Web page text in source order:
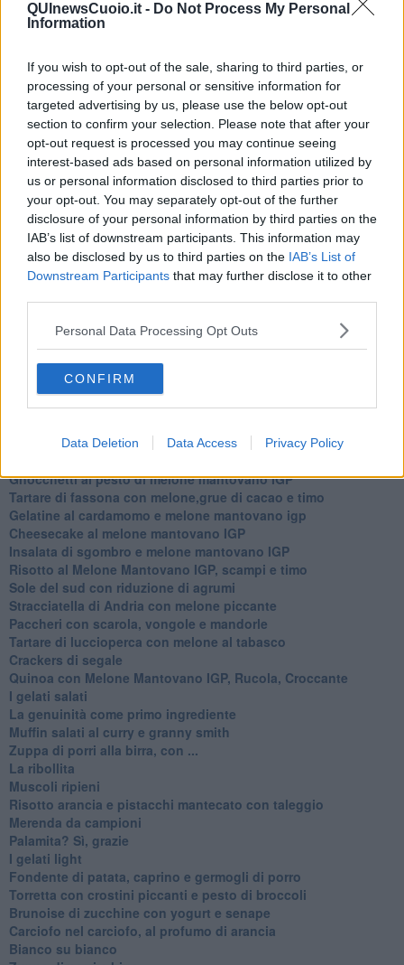
QUInewsCuoio.it - Do Not Process My Personal
Information
If you wish to opt-out of the sale, sharing to third parties, or
processing of your personal or sensitive information for
targeted advertising by us, please use the below opt-out
section to confirm your selection. Please note that after your
opt-out request is processed you may continue seeing
interest-based ads based on personal information utilized by
us or personal information disclosed to third parties prior to
your opt-out. You may separately opt-out of the further
disclosure of your personal information by third parties on the
IAB’s list of downstream participants. This information may
also be disclosed by us to third parties on the IAB’s List of
Downstream Participants that may further disclose it to other
Personal Data Processing Opt Outs
CONFIRM
Data Deletion Data Access Privacy Policy
In Cucina con Rubina: Insalata di Sgombro e Melone
Mantovano IGP
Ti potrebbe interessare anche:
Articoli dal Blog “Raccontare di Gusto” di Rubina Rovini
Vellutata di cime di rapa al cumino e latte di cocco
Spaghetti con crema di zucca e...
lavanda
Meloncino, liquore al melone mantovano IGP
Gelato al melone mantovano
Liquore al melone mantovano igp e peperoncino
Bon Bon di melone mantovano igp al grana padano
Carpaccio di manzo con caprino al melone mantovano
Gnocchetti al pesto di melone mantovano IGP
Tartare di fassona con melone,grue di cacao e timo
Gelatine al cardamomo e melone mantovano igp
Cheesecake al melone mantovano IGP
Insalata di sgombro e melone mantovano IGP
Risotto al Melone Mantovano IGP, scampi e timo
Sole del sud con riduzione di agrumi
Stracciatella di Andria con melone piccante
Paccheri con scarola, vongole e mandorle
Tartare di luccioperca con melone al tabasco
Crackers di segale
Quinoa con Melone Mantovano IGP, Rucola, Croccante
I gelati salati
La genuinità come primo ingrediente
Muffin salati al curry e granny smith
Zuppa di porri alla birra, con ...
La ribollita
Muscoli ripieni
Risotto arancia e pistacchi mantecato con taleggio
Merenda da campioni
Palamita? Sì, grazie
I gelati light
Fondente di patata, caprino e germogli di porro
Torretta con crostini piccanti e pesto di broccoli
Brunoise di zucchine con yogurt e senape
Carciofo nel carciofo, al profumo di arancia
Bianco su bianco